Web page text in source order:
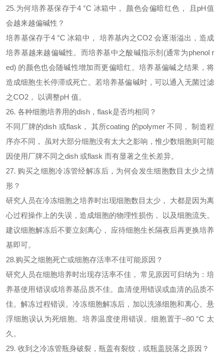
25.为何培养基保存于4 °C 冰箱中， 颜色会偏暗红色， 且pH值
会越来越偏碱性？
培养基保存于4 °C 冰箱中， 培养基内之CO2 会逐渐溢出，造成
培养基越来越偏碱性。而培养基中之酸碱指示剂(通常为phenol r
ed) 的颜色也会随碱性增加而更偏暗红。培养基偏碱之结果，将
造成细胞生长停滞或死亡。若培养基偏碱时，可以通入无菌过滤
之CO2， 以调整pH 值。
26. 各种细胞培养用的dish，flask是否均相同？
不同厂牌的dish 或flask， 其所coating 的polymer 不同， 制造程
序亦不同， 虽对大部分细胞没有太大之影响，惟少数细胞则可能
因使用厂牌不同之dish 或flask 而有显著之生长差异。
27. 购买之细胞冷冻管经解冻后，为何会发生细胞数目太少之情
形？
研究人员在冷冻细胞之培养时出现细胞数目太少，
大都是因为离
心过程操作上的失误，造成细胞的物理性损伤， 以及细胞流失。
建议细胞解冻后不要立刻离心， 应待细胞生长隔夜后再更换培养
基即可。
28.购买之细胞死亡或细胞存活率不佳可能原因？
研究人员在细胞培养时出现存活率不佳， 常见原因可归纳为：培
养基使用错误或培养基品质不佳。血清使用错误或血清的品质不
佳。解冻过程错误。冷冻细胞解冻后，加以洗涤细胞和离心。悬
浮细胞误认为死细胞。培养温度使用错误。细胞置于–80 °C 太
久。
29. 收到之冷冻管瓶身破裂，瓶盖有裂纹，或瓶盖脱落之原因？